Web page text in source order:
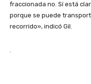
fraccionada no. Sí está
porque se puede
recorrido», indicó Gil.
.